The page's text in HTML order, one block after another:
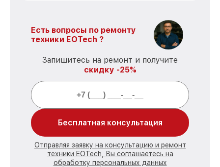
Есть вопросы по ремонту
техники EOTech ?
Запишитесь на ремонт и получите
скидку -25%
Бесплатная консультация
Отправляя заявку на консультацию и ремонт
техники EOTech, Вы соглашаетесь на
обработку персональных данных